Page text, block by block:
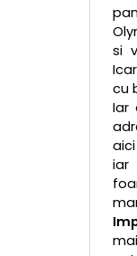
si
cu
Iar
iar